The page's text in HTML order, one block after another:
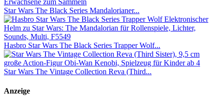
Star Wars The Black Series Mandalorianer...
Hasbro Star Wars The Black Series Trapper Wolf...
Star Wars The Vintage Collection Reva (Third...
Anzeige